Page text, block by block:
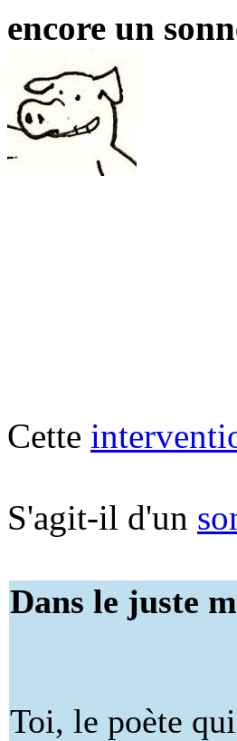
encore un
Cette
S'agit-il d'un
Dans le juste
Toi, le poète